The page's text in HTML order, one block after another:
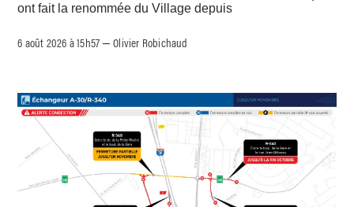
ont fait la renommée du Village depuis
6 août 2026 à 15h57 –Olivier Robichaud